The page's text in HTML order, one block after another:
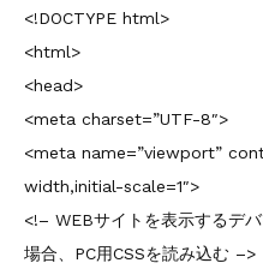
<!DOCTYPE html>
<html>
<head>
<meta charset=”UTF-8″>
<meta name=”viewport”
width,initial-scale=1″>
<!– WEBサイトを表示するデ
場合、PC用CSSを読み込む –>